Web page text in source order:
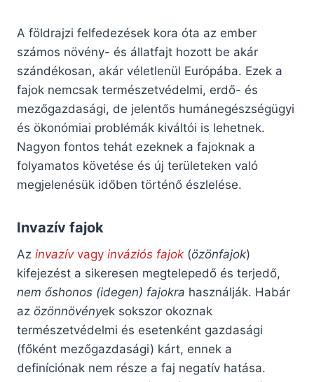
A földrajzi felfedezések kora óta az ember
számos növény- és állatfajt hozott be akár
szándékosan, akár véletlenül Európába. Ezek a
fajok nemcsak természetvédelmi, erdő- és
mezőgazdasági, de jelentős humánegészségügyi
és ökonómiai problémák kiváltói is lehetnek.
Nagyon fontos tehát ezeknek a fajoknak a
folyamatos követése és új területeken való
megjelenésük időben történő észlelése.
Invazív fajok
Az invazívvagy inváziós fajok (özönfajok)
kifejezést a sikeresen megtelepedő és terjedő,
nem őshonos (idegen) fajokra használják. Habár
az özönnövények sokszor okoznak
természetvédelmi és esetenként gazdasági
(főként mezőgazdasági) kárt, ennek a
definíciónak nem része a faj negatív hatása.